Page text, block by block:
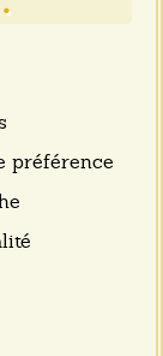
préférence